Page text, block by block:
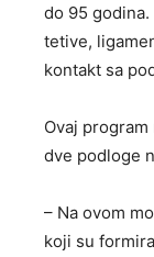
do 95
tetive,
kontakt sa
Ovaj
dve podloge
– Na ovom
koji su